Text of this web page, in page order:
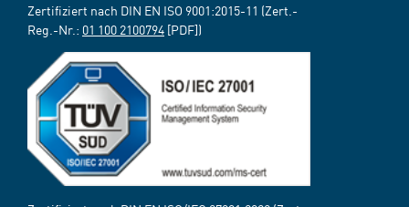
Zertifiziert nach DIN EN ISO 9001:2015-11 (Zert.-
Reg.-Nr.: 01 100 2100794 [PDF])